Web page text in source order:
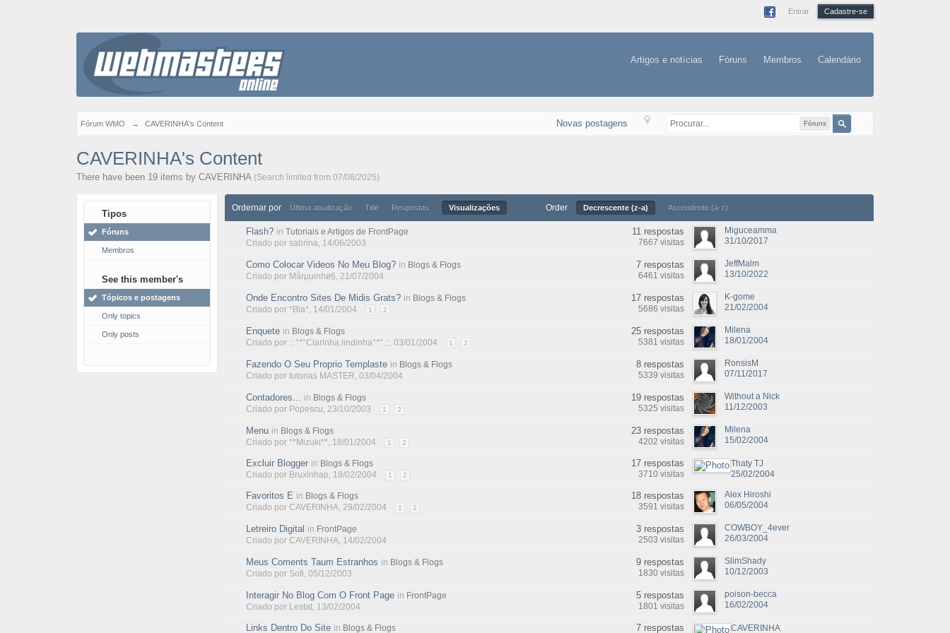
Entrar Cadastre-se
Artigos e notícias Fóruns Membros Calendário
Fórum WMO → CAVERINHA's Content Fóruns
Novas postagens
CAVERINHA's Content
There have been 19 items by CAVERINHA (Search limited from 07/08/2025)
Tipos
Fóruns
Membros
See this member's
Tópicos e postagens
Only topics
Only posts
Ordernar por Última atualização Title Respostas Visualizações Order Decrescente (z-a) Ascendente (a-z)
Flash? in Tutoriais e Artigos de FrontPage
Criado por sabrina, 14/06/2003
11 respostas
7667 visitas
Miguceamma
31/10/2017
Como Colocar Videos No Meu Blog? in Blogs & Flogs
Criado por Mårµuinhø§, 21/07/2004
7 respostas
6461 visitas
JeffMalm
13/10/2022
Onde Encontro Sites De Midis Grats? in Blogs & Flogs
Criado por *Bia*, 14/01/2004 1 2
17 respostas
5686 visitas
K-gome
21/02/2004
Enquete in Blogs & Flogs
Criado por ::.°*°Clarinha.lindinha°*°.::, 03/01/2004 1 2
25 respostas
5381 visitas
Milena
18/01/2004
Fazendo O Seu Proprio Templaste in Blogs & Flogs
Criado por tutorias MASTER, 03/04/2004
8 respostas
5339 visitas
RonsisM
07/11/2017
Contadores... in Blogs & Flogs
Criado por Popescu, 23/10/2003 1 2
19 respostas
5325 visitas
Without a Nick
11/12/2003
Menu in Blogs & Flogs
Criado por **Mizuki**, 18/01/2004 1 2
23 respostas
4202 visitas
Milena
15/02/2004
Excluir Blogger in Blogs & Flogs
Criado por Bruxinhap, 18/02/2004 1 2
17 respostas
3710 visitas
Thaty TJ
25/02/2004
Favoritos E in Blogs & Flogs
Criado por CAVERINHA, 29/02/2004 1 2
18 respostas
3591 visitas
Alex Hiroshi
06/05/2004
Letreiro Digital in FrontPage
Criado por CAVERINHA, 14/02/2004
3 respostas
2503 visitas
COWBOY_4ever
26/03/2004
Meus Coments Taum Estranhos in Blogs & Flogs
Criado por Sofi, 05/12/2003
9 respostas
1830 visitas
SlimShady
10/12/2003
Interagir No Blog Com O Front Page in FrontPage
Criado por Lestat, 13/02/2004
5 respostas
1801 visitas
poison-becca
16/02/2004
Links Dentro Do Site in Blogs & Flogs 7 respostas CAVERINHA